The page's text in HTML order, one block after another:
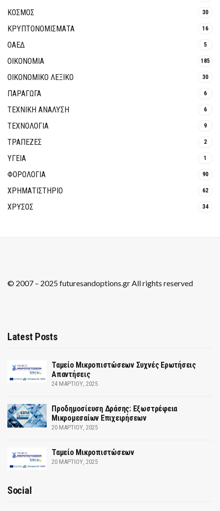
ΚΟΣΜΟΣ
30
ΚΡΥΠΤΟΝΟΜΊΣΜΑΤΑ 16
ΟΑΕΔ 5
ΟΙΚΟΝΟΜΙΑ 185
ΟΙΚΟΝΟΜΙΚΟ ΛΕΞΙΚΟ 30
ΠΑΡΑΓΩΓΑ 6
ΤΕΧΝΙΚΗ ΑΝΑΛΥΣΗ 6
ΤΕΧΝΟΛΟΓΙΑ 9
ΤΡΆΠΕΖΕΣ 2
ΥΓΕΙΑ 1
ΦΟΡΟΛΟΓΙΑ 90
ΧΡΗΜΑΤΙΣΤΗΡΙΟ 62
ΧΡΥΣΟΣ 34
© 2007 – 2025 futuresandoptions.gr All rights reserved
Latest Posts
Ταμείο Μικροπιστώσεων Συχνές Ερωτήσεις
Απαντήσεις
24 ΜΑΡΤΊΟΥ, 2025
Προδημοσίευση Δράσης: Εξωστρέφεια
Μικρομεσαίων Επιχειρήσεων
20 ΜΑΡΤΊΟΥ, 2025
Ταμείο Μικροπιστώσεων
20 ΜΑΡΤΊΟΥ, 2025
Social